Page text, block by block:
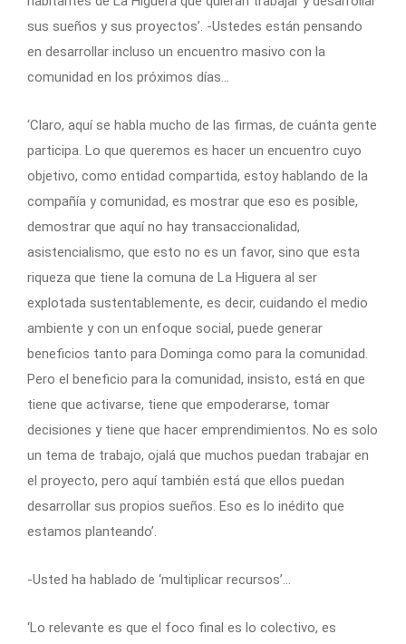
sus sueños y sus proyectos’. -Ustedes están pensando
en desarrollar incluso un encuentro masivo con la
comunidad en los próximos días…
‘Claro, aquí se habla mucho de las firmas, de cuánta gente
participa. Lo que queremos es hacer un encuentro cuyo
objetivo, como entidad compartida, estoy hablando de la
compañía y comunidad, es mostrar que eso es posible,
demostrar que aquí no hay transaccionalidad,
asistencialismo, que esto no es un favor, sino que esta
riqueza que tiene la comuna de La Higuera al ser
explotada sustentablemente, es decir, cuidando el medio
ambiente y con un enfoque social, puede generar
beneficios tanto para Dominga como para la comunidad.
Pero el beneficio para la comunidad, insisto, está en que
tiene que activarse, tiene que empoderarse, tomar
decisiones y tiene que hacer emprendimientos. No es solo
un tema de trabajo, ojalá que muchos puedan trabajar en
el proyecto, pero aquí también está que ellos puedan
desarrollar sus propios sueños. Eso es lo inédito que
estamos planteando’.
-Usted ha hablado de ‘multiplicar recursos’…
‘Lo relevante es que el foco final es lo colectivo, es